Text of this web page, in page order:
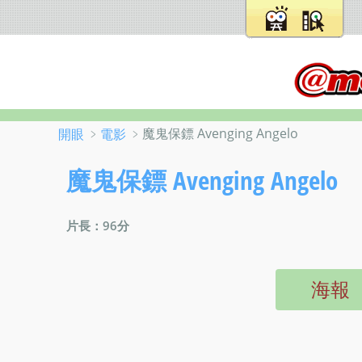
開眼 ﹥ 電影 ﹥魔鬼保鏢 Avenging Angelo
魔鬼保鏢 Avenging Angelo
片長：96分
海報